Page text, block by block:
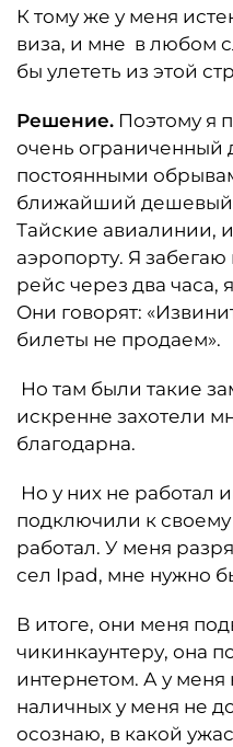
К тому же у меня
виза, и мне в любом
бы улететь из этой
Решение. Поэтому я
очень ограниченный
постоянными
ближайший дешевый
Тайские авиалинии,
аэропорту. Я
рейс через два часа,
Они говорят:
билеты не продаем».
Но там были такие
искренне захотели
благодарна.
Но у них не работал
подключили к
работал. У меня
сел Ipad, мне нужно
В итоге, они меня
чикинкаунтеру, она
интернетом. А у меня
наличных у меня не
осознаю, в какой